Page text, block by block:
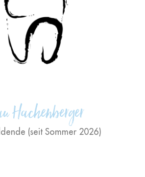
Hachenberger
(seit Sommer 2026)
Job, ein tolles
zufriedene Kunden –
will man mehr?"